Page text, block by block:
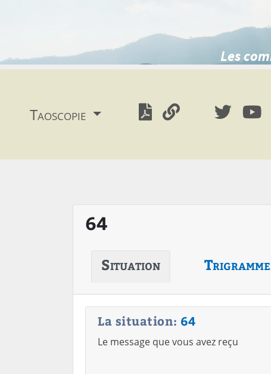
Les
Taoscopie
64
Situation
La situation: 64
Le message que vous avez reçu